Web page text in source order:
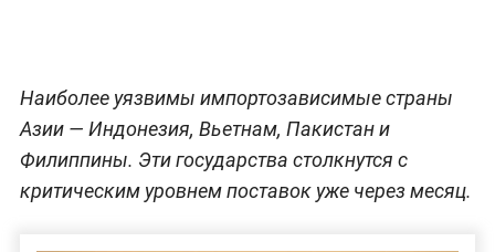
Наиболее уязвимы импортозависимые страны
Азии — Индонезия, Вьетнам, Пакистан и
Филиппины. Эти государства столкнутся с
критическим уровнем поставок уже через месяц.